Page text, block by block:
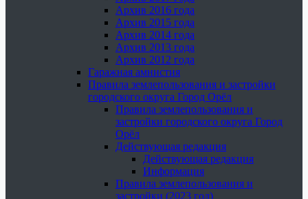
Архив 2016 года
Архив 2015 года
Архив 2014 года
Архив 2013 года
Архив 2012 года
Гаражная амнистия
Правила землепользования и застройки
городского округа Город Орёл
Правила землепользования и
застройки городского округа Город
Орёл
Действующая редакция
Действующая редакция
Информация
Правила землепользования и
застройки (2023 год)